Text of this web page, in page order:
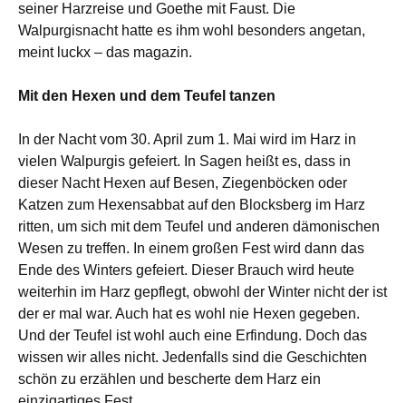
seiner Harzreise und Goethe mit Faust. Die
Walpurgisnacht hatte es ihm wohl besonders angetan,
meint luckx – das magazin.
Mit den Hexen und dem Teufel tanzen
In der Nacht vom 30. April zum 1. Mai wird im Harz in
vielen Walpurgis gefeiert. In Sagen heißt es, dass in
dieser Nacht Hexen auf Besen, Ziegenböcken oder
Katzen zum Hexensabbat auf den Blocksberg im Harz
ritten, um sich mit dem Teufel und anderen dämonischen
Wesen zu treffen. In einem großen Fest wird dann das
Ende des Winters gefeiert. Dieser Brauch wird heute
weiterhin im Harz gepflegt, obwohl der Winter nicht der ist
der er mal war. Auch hat es wohl nie Hexen gegeben.
Und der Teufel ist wohl auch eine Erfindung. Doch das
wissen wir alles nicht. Jedenfalls sind die Geschichten
schön zu erzählen und bescherte dem Harz ein